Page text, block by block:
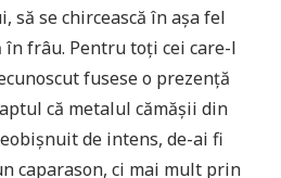
să se chircească în așa fel
frâu. Pentru toți cei care-l
fusese o prezență
că metalul cămășii din
de intens, de-ai fi
caparason, ci mai mult prin